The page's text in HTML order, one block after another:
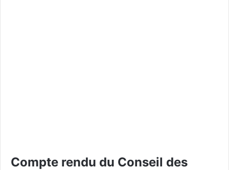
Compte rendu du Conseil des